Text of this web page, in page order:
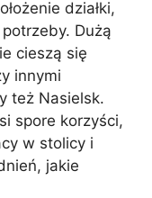
działki,
Dużą
cieszą się
innymi
też Nasielsk.
spore korzyści,
w stolicy i
jakie